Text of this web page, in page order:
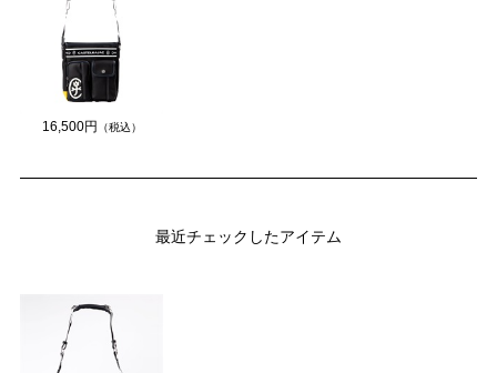
16,500円 （税込）
最近チェックしたアイテム